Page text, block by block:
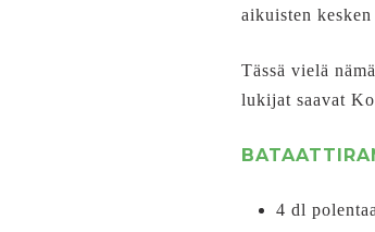
aikuisten
Tässä vielä
lukijat saavat
4 dl